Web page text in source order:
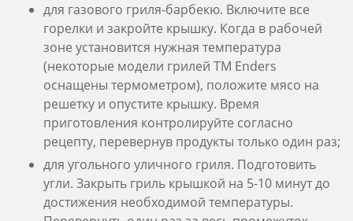
для газового гриля-барбекю. Включите все
горелки и закройте крышку. Когда в рабочей
зоне установится нужная температура
(некоторые модели грилей ТМ Enders
оснащены термометром), положите мясо на
решетку и опустите крышку. Время
приготовления контролируйте согласно
рецепту, перевернув продукты только один раз;
для угольного уличного гриля. Подготовить
угли. Закрыть гриль крышкой на 5-10 минут до
достижения необходимой температуры.